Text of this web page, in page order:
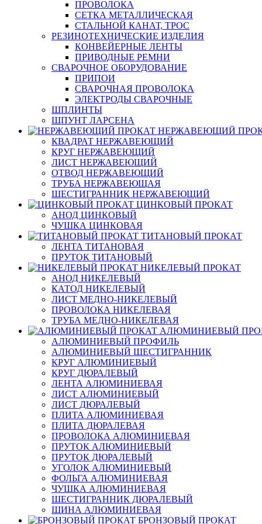
ПРОВОЛОКА
СЕТКА МЕТАЛЛИЧЕСКАЯ
СТАЛЬНОЙ КАНАТ, ТРОС
РЕЗИНОТЕХНИЧЕСКИЕ ИЗДЕЛИЯ
КОНВЕЙЕРНЫЕ ЛЕНТЫ
ПРИВОДНЫЕ РЕМНИ
СВАРОЧНОЕ ОБОРУДОВАНИЕ
ПРИПОИ
СВАРОЧНАЯ ПРОВОЛОКА
ЭЛЕКТРОДЫ СВАРОЧНЫЕ
ШПЛИНТЫ
ШПУНТ ЛАРСЕНА
НЕРЖАВЕЮЩИЙ
КВАДРАТ НЕРЖАВЕЮЩИЙ
КРУГ НЕРЖАВЕЮЩИЙ
ЛИСТ НЕРЖАВЕЮЩИЙ
ОТВОД НЕРЖАВЕЮЩИЙ
ТРУБА НЕРЖАВЕЮЩАЯ
ШЕСТИГРАННИК НЕРЖАВЕЮЩИЙ
ЦИНКОВЫЙ ПРОКАТ
АНОД ЦИНКОВЫЙ
ЧУШКА ЦИНКОВАЯ
ТИТАНОВЫЙ ПРОКАТ
ЛЕНТА ТИТАНОВАЯ
ПРУТОК ТИТАНОВЫЙ
НИКЕЛЕВЫЙ ПРОКАТ
АНОД НИКЕЛЕВЫЙ
КАТОД НИКЕЛЕВЫЙ
ЛИСТ МЕДНО-НИКЕЛЕВЫЙ
ПРОВОЛОКА НИКЕЛЕВАЯ
ТРУБА МЕДНО-НИКЕЛЕВАЯ
АЛЮМИНИЕВЫЙ
АЛЮМИНИЕВЫЙ ПРОФИЛЬ
АЛЮМИНИЕВЫЙ ШЕСТИГРАННИК
КРУГ АЛЮМИНИЕВЫЙ
КРУГ ДЮРАЛЕВЫЙ
ЛЕНТА АЛЮМИНИЕВАЯ
ЛИСТ АЛЮМИНИЕВЫЙ
ЛИСТ ДЮРАЛЕВЫЙ
ПЛИТА АЛЮМИНИЕВАЯ
ПЛИТА ДЮРАЛЕВАЯ
ПРОВОЛОКА АЛЮМИНИЕВАЯ
ПРУТОК АЛЮМИНИЕВЫЙ
ПРУТОК ДЮРАЛЕВЫЙ
УГОЛОК АЛЮМИНИЕВЫЙ
ФОЛЬГА АЛЮМИНИЕВАЯ
ЧУШКА АЛЮМИНИЕВАЯ
ШЕСТИГРАННИК ДЮРАЛЕВЫЙ
ШИНА АЛЮМИНИЕВАЯ
БРОНЗОВЫЙ ПРОКАТ